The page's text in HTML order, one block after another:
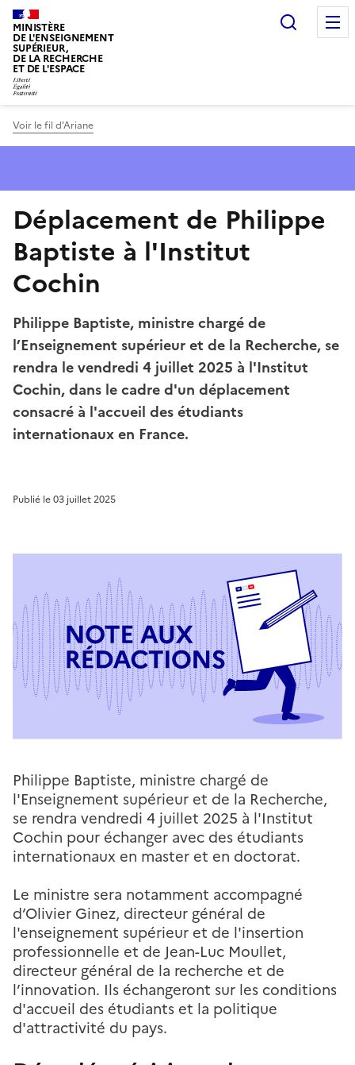
MINISTÈRE
DE L'ENSEIGNEMENT
SUPÉRIEUR,
DE LA RECHERCHE
ET DE L'ESPACE
Voir le fil d’Ariane
Déplacement de Philippe
Baptiste à l'Institut
Cochin
Philippe Baptiste, ministre chargé de
l’Enseignement supérieur et de la Recherche, se
rendra le vendredi 4 juillet 2025 à l'Institut
Cochin, dans le cadre d'un déplacement
consacré à l'accueil des étudiants
internationaux en France.
Publié le03 juillet 2025
Philippe Baptiste, ministre chargé de
l'Enseignement supérieur et de la Recherche,
se rendra vendredi 4 juillet 2025 à l'Institut
Cochin pour échanger avec des étudiants
internationaux en master et en doctorat.
Le ministre sera notamment accompagné
d’Olivier Ginez, directeur général de
l'enseignement supérieur et de l'insertion
professionnelle et de Jean-Luc Moullet,
directeur général de la recherche et de
l’innovation. Ils échangeront sur les conditions
d'accueil des étudiants et la politique
d'attractivité du pays.
Panneau de gestion des cookies